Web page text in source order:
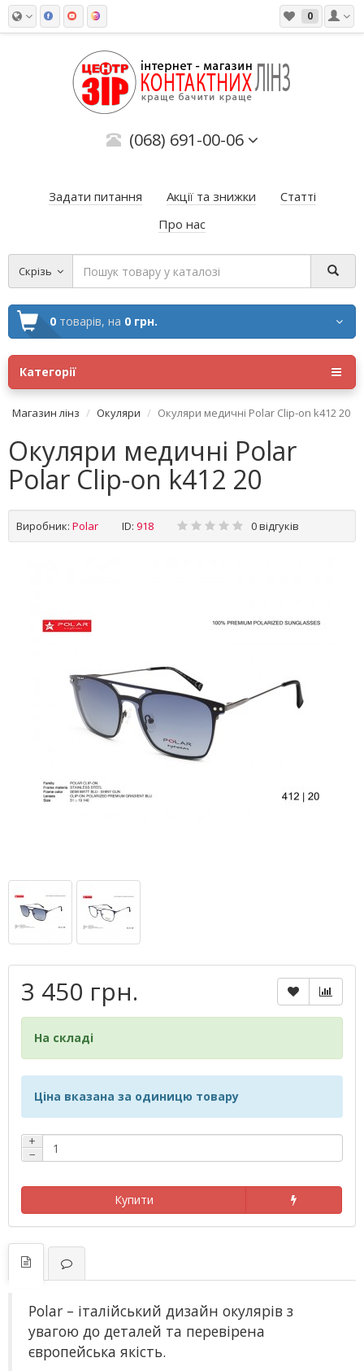
0
(068) 691-00-06
Задати питання Акції та знижки
Статті
Про нас
Скрізь
0 товарів, на 0 грн.
Категорії
Магазин лінз Окуляри Окуляри медичні Polar Clip-on k412 20
Окуляри медичні Polar
Polar Clip-on k412 20
Виробник: Polar ID: 918 0 відгуків
3 450 грн.
На складі
Ціна вказана за одиницю товару
+
−
Купити
Polar – італійський дизайн окулярів з
увагою до деталей та перевірена
європейська якість.